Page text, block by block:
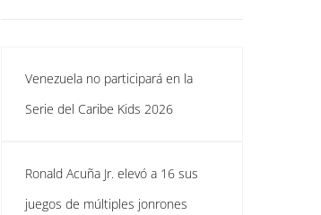
Venezuela no participará en la
Serie del Caribe Kids 2026
Ronald Acuña Jr. elevó a 16 sus
juegos de múltiples jonrones